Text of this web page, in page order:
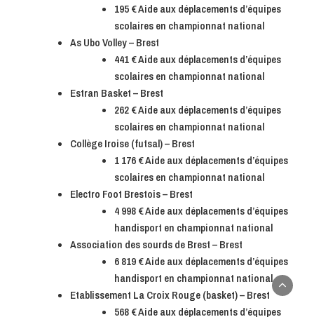
195 € Aide aux déplacements d’équipes
scolaires en championnat national
As Ubo Volley – Brest
441 € Aide aux déplacements d’équipes
scolaires en championnat national
Estran Basket – Brest
262 € Aide aux déplacements d’équipes
scolaires en championnat national
Collège Iroise (futsal) – Brest
1 176 € Aide aux déplacements d’équipes
scolaires en championnat national
Electro Foot Brestois – Brest
4 998 € Aide aux déplacements d’équipes
handisport en championnat national
Association des sourds de Brest – Brest
6 819 € Aide aux déplacements d’équipes
handisport en championnat national
Etablissement La Croix Rouge (basket) – Brest
568 € Aide aux déplacements d’équipes